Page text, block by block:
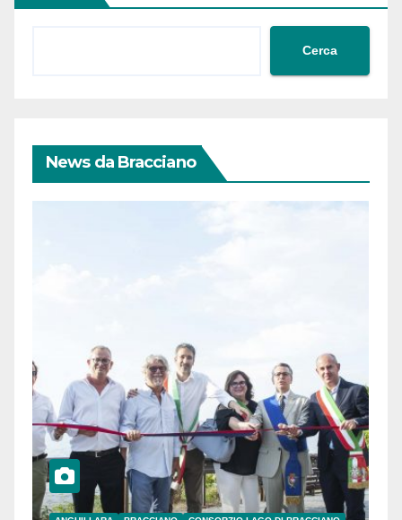
Cerca
News da Bracciano